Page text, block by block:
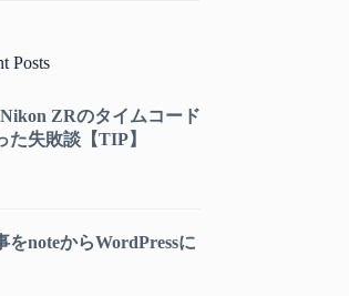
Posts
Nikon ZRのタイムコード
た失敗談【TIP】
をnoteからWordPressに